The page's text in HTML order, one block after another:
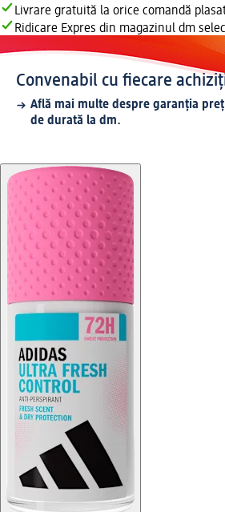
Livrare gratuită la orice comandă
Ridicare Expres din magazinul dm
Convenabil cu fiecare
Află mai multe despre garanția
de durată la dm.